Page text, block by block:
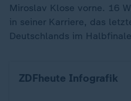
Miroslav Klose vorne. 16
in seiner Karriere, das
Deutschlands im
ZDFheute Infografik